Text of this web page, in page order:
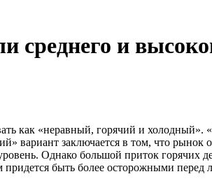
среднего и
как «неравный, горячий и холодный».
вариант заключается в том, что рынок
Однако большой приток горячих
быть более осторожными перед